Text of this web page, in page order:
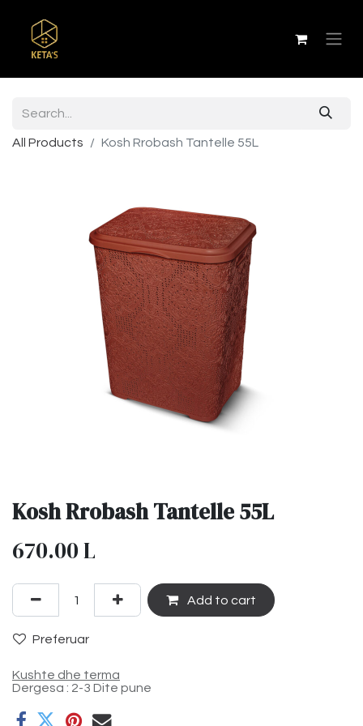
All Products Kosh Rrobash Tantelle 55L
Kosh Rrobash Tantelle 55L
670.00L
Add to cart
Preferuar
Kushte dhe terma
Dergesa : 2-3 Dite pune